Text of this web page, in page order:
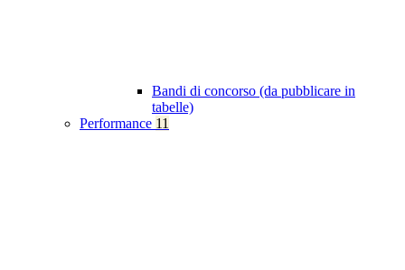
Bandi di concorso (da pubblicare in
tabelle)
Performance 11